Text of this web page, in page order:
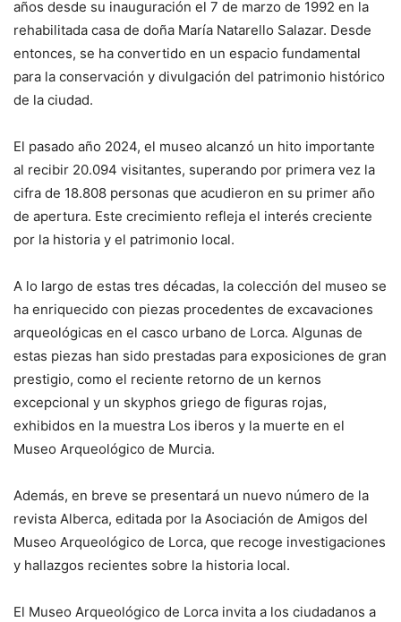
años desde su inauguración el 7 de marzo de 1992 en la
rehabilitada casa de doña María Natarello Salazar. Desde
entonces, se ha convertido en un espacio fundamental
para la conservación y divulgación del patrimonio histórico
de la ciudad.
El pasado año 2024, el museo alcanzó un hito importante
al recibir 20.094 visitantes, superando por primera vez la
cifra de 18.808 personas que acudieron en su primer año
de apertura. Este crecimiento refleja el interés creciente
por la historia y el patrimonio local.
A lo largo de estas tres décadas, la colección del museo se
ha enriquecido con piezas procedentes de excavaciones
arqueológicas en el casco urbano de Lorca. Algunas de
estas piezas han sido prestadas para exposiciones de gran
prestigio, como el reciente retorno de un kernos
excepcional y un skyphos griego de figuras rojas,
exhibidos en la muestra Los iberos y la muerte en el
Museo Arqueológico de Murcia.
Además, en breve se presentará un nuevo número de la
revista Alberca, editada por la Asociación de Amigos del
Museo Arqueológico de Lorca, que recoge investigaciones
y hallazgos recientes sobre la historia local.
El Museo Arqueológico de Lorca invita a los ciudadanos a